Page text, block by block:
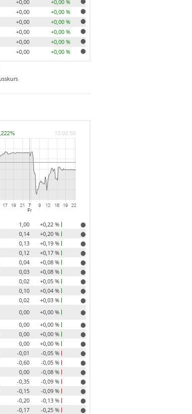
+0,00 +0,00 %
+0,00 +0,00 %
+0,00 +0,00 %
+0,00 +0,00 %
+0,00 +0,00 %
+0,00 +0,00 %
1,00
+0,22 %
0,14
+0,20 %
0,13
+0,19 %
0,12
+0,17 %
0,04
+0,08 %
0,03
+0,08 %
0,02
+0,05 %
0,10
+0,04 %
0,02
+0,03 %
0,00
+0,00 %
0,00
+0,00 %
0,00
+0,00 %
0,00
+0,00 %
-0,01
-0,05 %
-0,60
-0,05 %
0,00
-0,08 %
-0,35
-0,09 %
-0,15
-0,09 %
-0,20
-0,13 %
-0,17
-0,25 %